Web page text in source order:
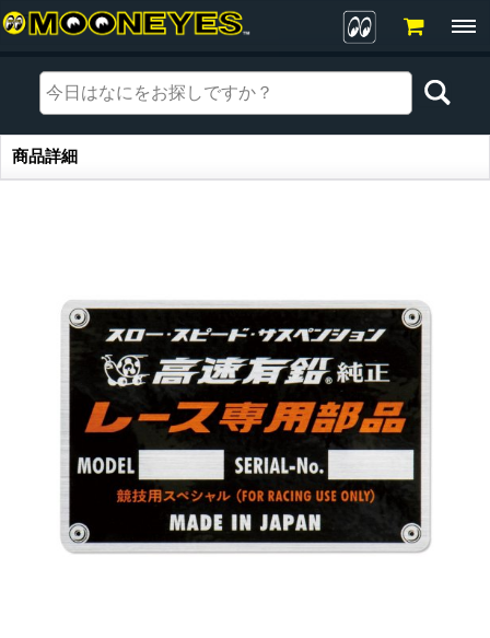
商品詳細
商品詳細